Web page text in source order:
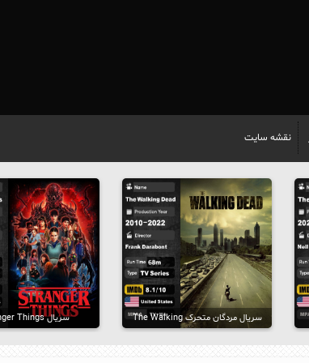
نقشه سایت
سریال مردگان متحرک The Walking
Dead
سریال Stranger Things